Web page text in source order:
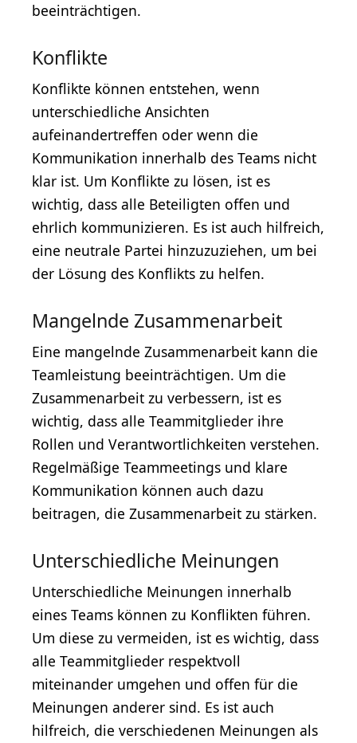
beeinträchtigen.
Konflikte
Konflikte können entstehen, wenn
unterschiedliche Ansichten
aufeinandertreffen oder wenn die
Kommunikation innerhalb des Teams nicht
klar ist. Um Konflikte zu lösen, ist es
wichtig, dass alle Beteiligten offen und
ehrlich kommunizieren. Es ist auch hilfreich,
eine neutrale Partei hinzuzuziehen, um bei
der Lösung des Konflikts zu helfen.
Mangelnde Zusammenarbeit
Eine mangelnde Zusammenarbeit kann die
Teamleistung beeinträchtigen. Um die
Zusammenarbeit zu verbessern, ist es
wichtig, dass alle Teammitglieder ihre
Rollen und Verantwortlichkeiten verstehen.
Regelmäßige Teammeetings und klare
Kommunikation können auch dazu
beitragen, die Zusammenarbeit zu stärken.
Unterschiedliche Meinungen
Unterschiedliche Meinungen innerhalb
eines Teams können zu Konflikten führen.
Um diese zu vermeiden, ist es wichtig, dass
alle Teammitglieder respektvoll
miteinander umgehen und offen für die
Meinungen anderer sind. Es ist auch
hilfreich, die verschiedenen Meinungen als